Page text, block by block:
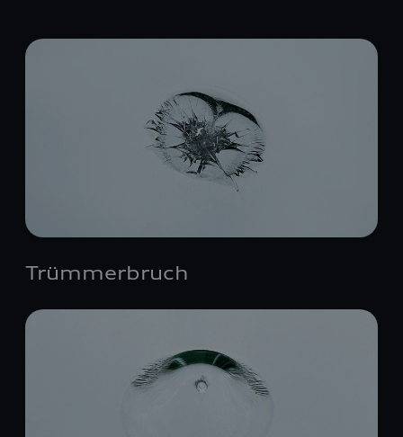
Trümmerbruch